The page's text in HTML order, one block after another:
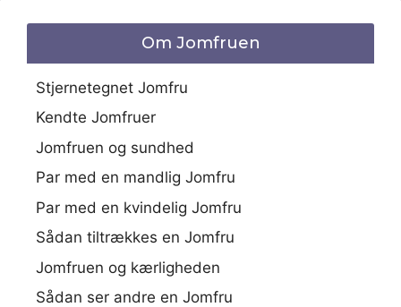
Om Jomfruen
Stjernetegnet Jomfru
Kendte Jomfruer
Jomfruen og sundhed
Par med en mandlig Jomfru
Par med en kvindelig Jomfru
Sådan tiltrækkes en Jomfru
Jomfruen og kærligheden
Sådan ser andre en Jomfru